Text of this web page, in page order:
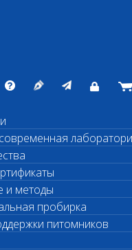
лаборатория
и методы
пробирка
питомников